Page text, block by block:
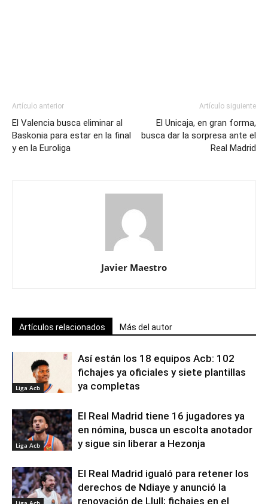
Artículo anterior
El Valencia busca eliminar al
Baskonia para estar en la final
y en la Euroliga
Artículo siguiente
El Unicaja, en gran forma,
busca dar la sorpresa ante el
Real Madrid
Javier Maestro
Artículos relacionados Más del autor
Liga Acb
Así están los 18 equipos Acb: 102
fichajes ya oficiales y siete plantillas
ya completas
Liga Acb
El Real Madrid tiene 16 jugadores ya
en nómina, busca un escolta anotador
y sigue sin liberar a Hezonja
El Real Madrid igualó para retener los
derechos de Ndiaye y anunció la
renovación de Llull; fichajes en el